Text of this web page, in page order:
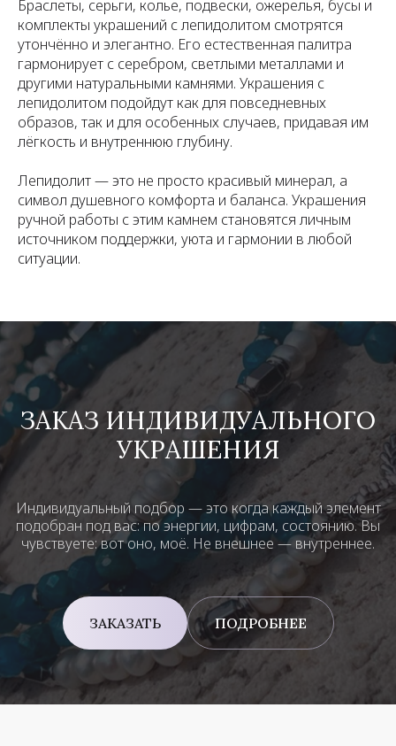
Браслеты, серьги, колье, подвески, ожерелья, бусы и
комплекты украшений с лепидолитом смотрятся
утончённо и элегантно. Его естественная палитра
гармонирует с серебром, светлыми металлами и
другими натуральными камнями. Украшения с
лепидолитом подойдут как для повседневных
образов, так и для особенных случаев, придавая им
лёгкость и внутреннюю глубину.
Лепидолит — это не просто красивый минерал, а
символ душевного комфорта и баланса. Украшения
ручной работы с этим камнем становятся личным
источником поддержки, уюта и гармонии в любой
ситуации.
ЗАКАЗ ИНДИВИДУАЛЬНОГО
УКРАШЕНИЯ
Индивидуальный подбор — это когда каждый элемент
подобран под вас: по энергии, цифрам, состоянию. Вы
чувствуете: вот оно, моё. Не внешнее — внутреннее.
ЗАКАЗАТЬ ПОДРОБНЕЕ